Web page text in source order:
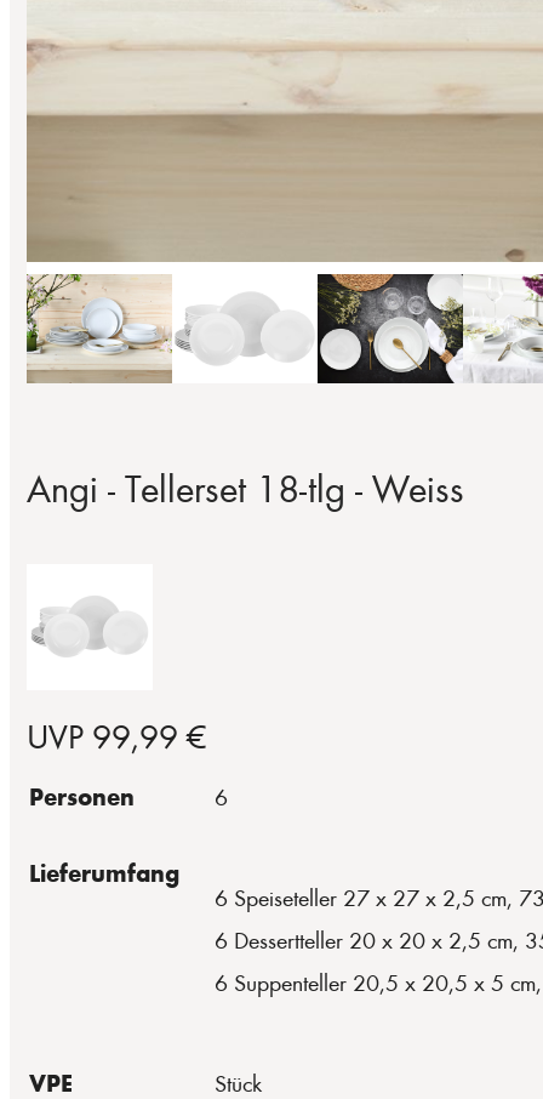
Angi - Tellerset 18-tlg - Weiss
UVP 99,99 €
Personen 6
Lieferumfang
6 Speiseteller 27 x 27 x 2,5 cm,
6 Dessertteller 20 x 20 x 2,5 cm,
6 Suppenteller 20,5 x 20,5 x 5
VPE Stück